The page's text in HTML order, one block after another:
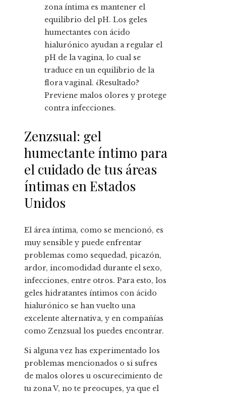
zona íntima es mantener el
equilibrio del pH. Los geles
humectantes con ácido
hialurónico ayudan a regular el
pH de la vagina, lo cual se
traduce en un equilibrio de la
flora vaginal. ¿Resultado?
Previene malos olores y protege
contra infecciones.
Zenzsual: gel
humectante íntimo para
el cuidado de tus áreas
íntimas en Estados
Unidos
El área íntima, como se mencionó, es
muy sensible y puede enfrentar
problemas como sequedad, picazón,
ardor, incomodidad durante el sexo,
infecciones, entre otros. Para esto, los
geles hidratantes íntimos con ácido
hialurónico se han vuelto una
excelente alternativa, y en compañías
como Zenzsual los puedes encontrar.
Si alguna vez has experimentado los
problemas mencionados o si sufres
de malos olores u oscurecimiento de
tu zona V, no te preocupes, ya que el